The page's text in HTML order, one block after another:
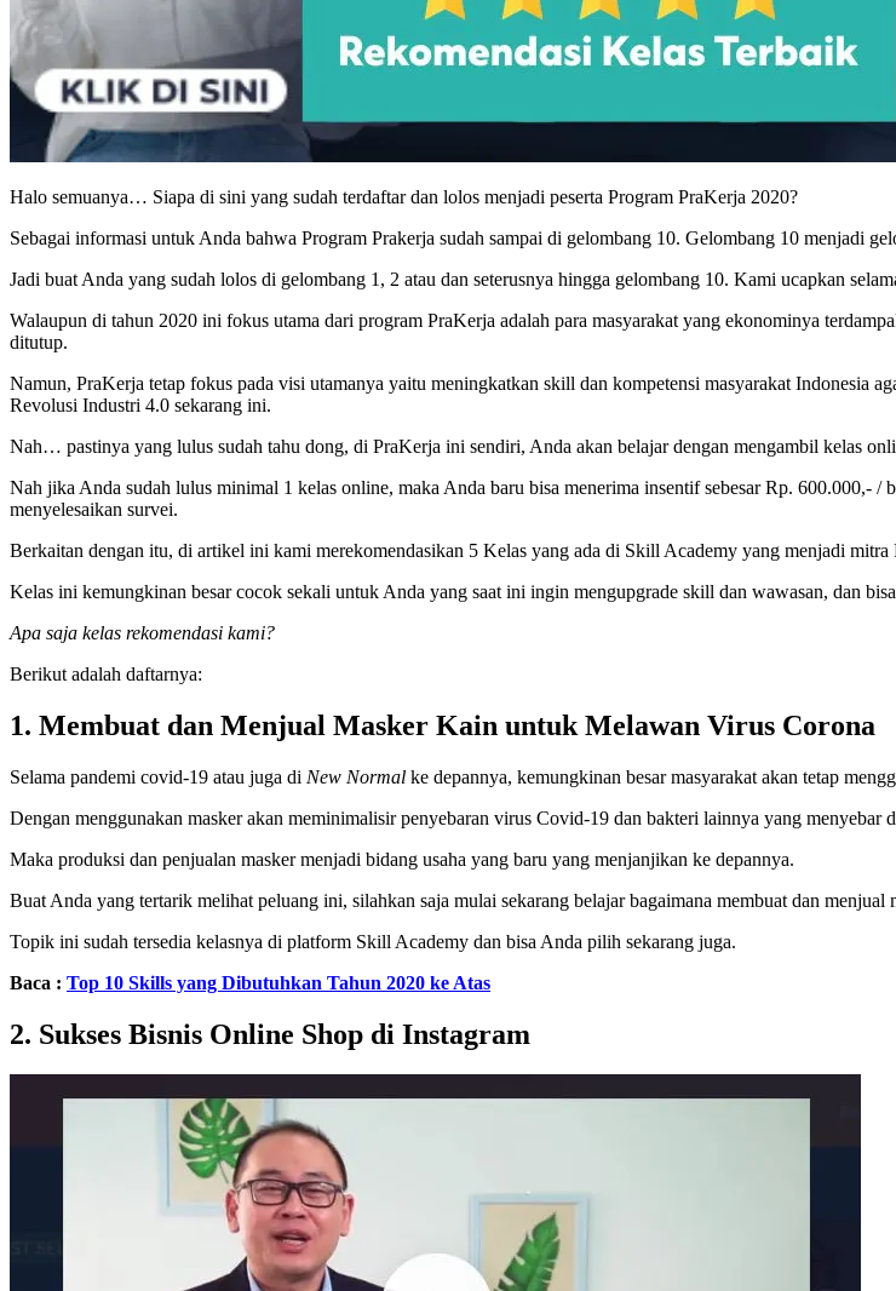
Halo semuanya… Siapa di sini yang sudah terdaftar dan lolos menjadi peserta Program PraKerja 2020?
Sebagai informasi untuk Anda bahwa Program Prakerja sudah sampai di gelombang 10. Gelombang 10 menjadi
Jadi buat Anda yang sudah lolos di gelombang 1, 2 atau dan seterusnya hingga gelombang 10. Kami ucapkan
Walaupun di tahun 2020 ini fokus utama dari program PraKerja adalah para masyarakat yang ekonominya
ditutup.
Namun, PraKerja tetap fokus pada visi utamanya yaitu meningkatkan skill dan kompetensi masyarakat Indonesia
Revolusi Industri 4.0 sekarang ini.
Nah… pastinya yang lulus sudah tahu dong, di PraKerja ini sendiri, Anda akan belajar dengan mengambil kelas
Nah jika Anda sudah lulus minimal 1 kelas online, maka Anda baru bisa menerima insentif sebesar Rp. 600.000,-
menyelesaikan survei.
Berkaitan dengan itu, di artikel ini kami merekomendasikan 5 Kelas yang ada di Skill Academy yang menjadi mitra
Kelas ini kemungkinan besar cocok sekali untuk Anda yang saat ini ingin mengupgrade skill dan wawasan, dan
Apa saja kelas rekomendasi kami?
Berikut adalah daftarnya:
1. Membuat dan Menjual Masker Kain untuk Melawan Virus Corona
Selama pandemi covid-19 atau juga di New Normal ke depannya, kemungkinan besar masyarakat akan tetap
Dengan menggunakan masker akan meminimalisir penyebaran virus Covid-19 dan bakteri lainnya yang menyebar
Maka produksi dan penjualan masker menjadi bidang usaha yang baru yang menjanjikan ke depannya.
Buat Anda yang tertarik melihat peluang ini, silahkan saja mulai sekarang belajar bagaimana membuat dan menjual
Topik ini sudah tersedia kelasnya di platform Skill Academy dan bisa Anda pilih sekarang juga.
Baca : Top 10 Skills yang Dibutuhkan Tahun 2020 ke Atas
2. Sukses Bisnis Online Shop di Instagram